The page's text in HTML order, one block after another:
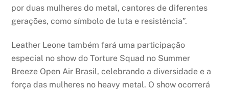
por duas mulheres do metal, cantores de diferentes
gerações, como símbolo de luta e resistência”.
Leather Leone também fará uma participação
especial no show do Torture Squad no Summer
Breeze Open Air Brasil, celebrando a diversidade e a
força das mulheres no heavy metal. O show ocorrerá